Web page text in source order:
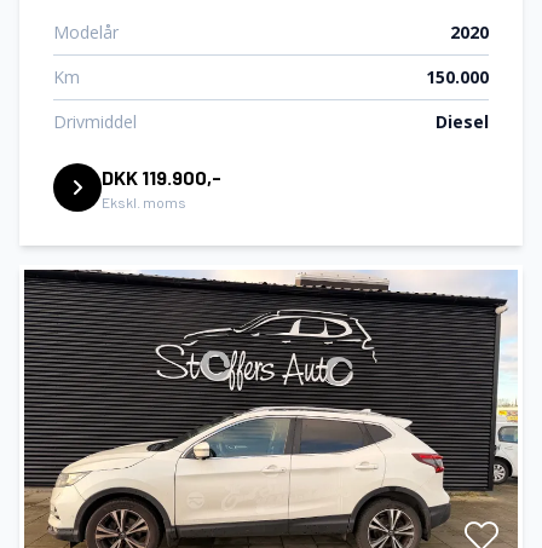
Modelår
2020
Km
150.000
Drivmiddel
Diesel
DKK 119.900,-
Ekskl. moms